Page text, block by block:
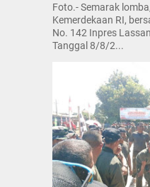
Foto.- Semarak
Kemerdekaan RI,
No. 142 Inpres
Tanggal 8/8/2...